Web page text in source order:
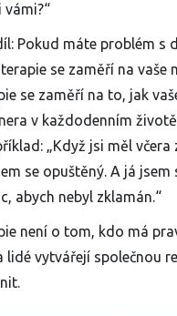
vámi?“
Pokud máte problém s
se zaměří na vaše
se zaměří na to, jak
v každodenním
„Když jsi měl včera
se opuštěný. A já jsem
abych nebyl zklamán.“
není o tom, kdo má
lidé vytvářejí společnou